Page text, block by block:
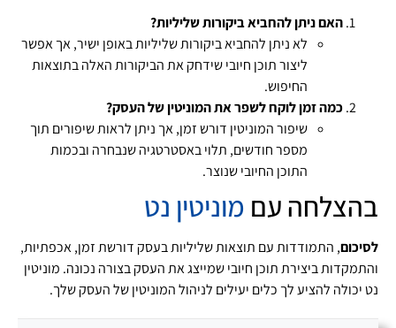
האם ניתן להחביא ביקורות שליליות?
לא ניתן להחביא ביקורות שליליות באופן ישיר, אך אפשר
ליצור תוכן חיובי שידחק את הביקורות האלה בתוצאות
החיפוש.
כמה זמן לוקח לשפר את המוניטין של העסק?
שיפור המוניטין דורש זמן, אך ניתן לראות שיפורים תוך
מספר חודשים, תלוי באסטרטגיה שנבחרה ובכמות
התוכן החיובי שנוצר.
בהצלחה עם מוניטין נט
לסיכום, התמודדות עם תוצאות שליליות בעסק דורשת זמן, אכפתיות,
והתמקדות ביצירת תוכן חיובי שמייצג את העסק בצורה נכונה. מוניטין
נט יכולה להציע לך כלים יעילים לניהול המוניטין של העסק שלך.